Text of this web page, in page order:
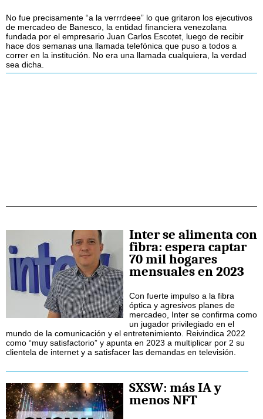
No fue precisamente “a la verrrdeee” lo que gritaron los ejecutivos
de mercadeo de Banesco, la entidad financiera venezolana
fundada por el empresario Juan Carlos Escotet, luego de recibir
hace dos semanas una llamada telefónica que puso a todos a
correr en la institución. No era una llamada cualquiera, la verdad
sea dicha.
Inter se alimenta con
fibra: espera captar
70 mil hogares
mensuales en 2023
Con fuerte impulso a la fibra
óptica y agresivos planes de
mercadeo, Inter se confirma como
un jugador privilegiado en el
mundo de la comunicación y el entretenimiento. Reivindica 2022
como “muy satisfactorio” y apunta en 2023 a multiplicar por 2 su
clientela de internet y a satisfacer las demandas en televisión.
SXSW: más IA y
menos NFT